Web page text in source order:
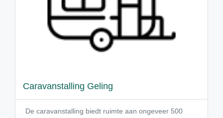
Caravanstalling Geling
De caravanstalling biedt ruimte aan ongeveer 500